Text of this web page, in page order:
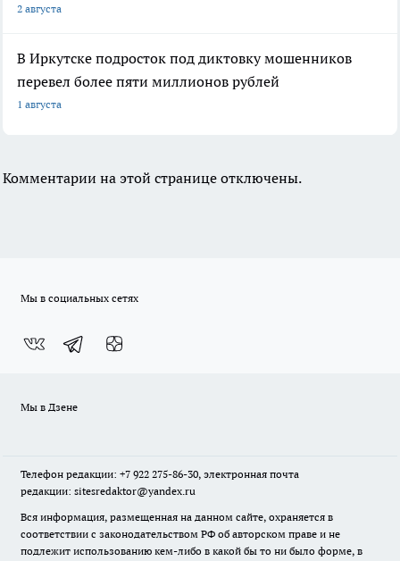
2 августа
В Иркутске подросток под диктовку мошенников
перевел более пяти миллионов рублей
1 августа
Комментарии на этой странице отключены.
Мы в социальных сетях
Мы в Дзене
Телефон редакции: +7 922 275-86-30, электронная почта
редакции: sitesredaktor@yandex.ru
Вся информация, размещенная на данном сайте, охраняется в
соответствии с законодательством РФ об авторском праве и не
подлежит использованию кем-либо в какой бы то ни было форме, в